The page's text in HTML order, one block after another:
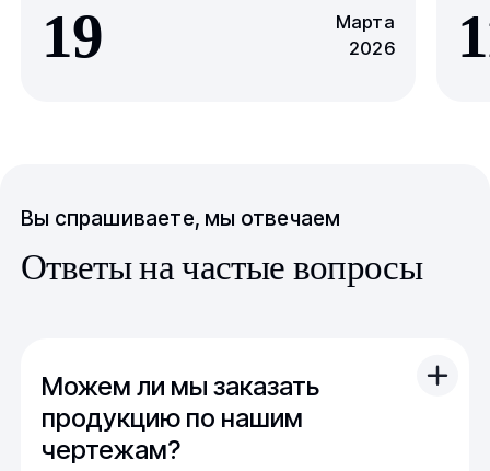
19
Марта
2026
Вы спрашиваете, мы отвечаем
Ответы на частые вопросы
Можем ли мы заказать
продукцию по нашим
чертежам?